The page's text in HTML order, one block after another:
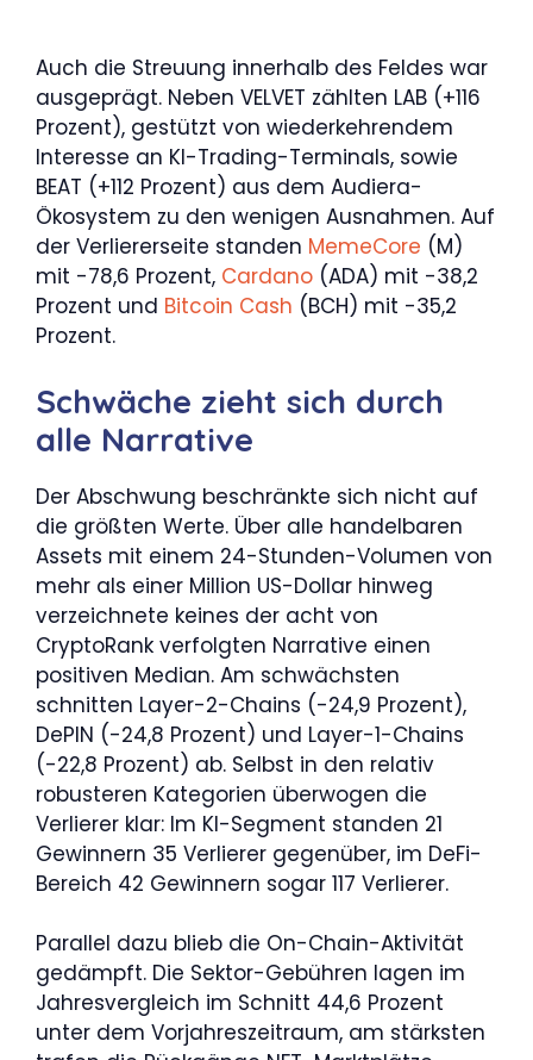
Auch die Streuung innerhalb des Feldes war
ausgeprägt. Neben VELVET zählten LAB (+116
Prozent), gestützt von wiederkehrendem
Interesse an KI-Trading-Terminals, sowie
BEAT (+112 Prozent) aus dem Audiera-
Ökosystem zu den wenigen Ausnahmen. Auf
der Verliererseite standen MemeCore (M)
mit -78,6 Prozent, Cardano (ADA) mit -38,2
Prozent und Bitcoin Cash (BCH) mit -35,2
Prozent.
Schwäche zieht sich durch
alle Narrative
Der Abschwung beschränkte sich nicht auf
die größten Werte. Über alle handelbaren
Assets mit einem 24-Stunden-Volumen von
mehr als einer Million US-Dollar hinweg
verzeichnete keines der acht von
CryptoRank verfolgten Narrative einen
positiven Median. Am schwächsten
schnitten Layer-2-Chains (-24,9 Prozent),
DePIN (-24,8 Prozent) und Layer-1-Chains
(-22,8 Prozent) ab. Selbst in den relativ
robusteren Kategorien überwogen die
Verlierer klar: Im KI-Segment standen 21
Gewinnern 35 Verlierer gegenüber, im DeFi-
Bereich 42 Gewinnern sogar 117 Verlierer.
Parallel dazu blieb die On-Chain-Aktivität
gedämpft. Die Sektor-Gebühren lagen im
Jahresvergleich im Schnitt 44,6 Prozent
unter dem Vorjahreszeitraum, am stärksten